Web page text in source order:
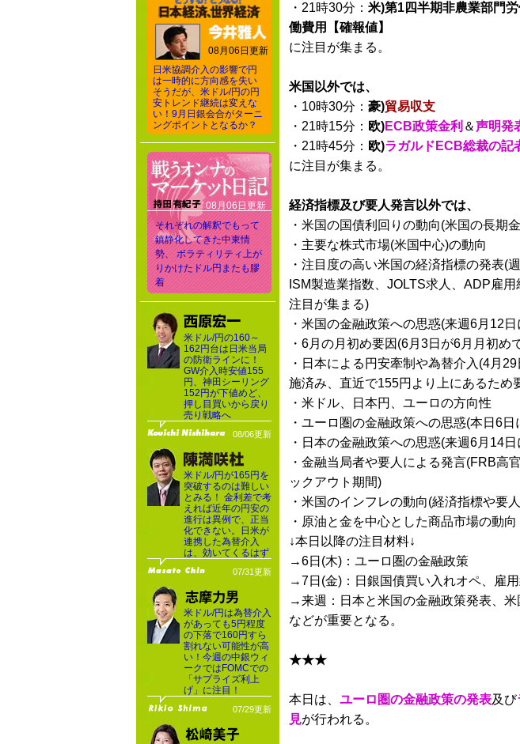
・21時30分： 米)第1四半期非農業部門労
働費用【確報値】
に注目が集まる。
米国以外では、
・10時30分： 豪)貿易収支
・21時15分： 欧)ECB政策金利 ＆声明発
・21時45分： 欧)ラガルドECB総裁の記
に注目が集まる。
経済指標及び要人発言以外では、
・米国の国債利回りの動向(米国の長期
・主要な株式市場(米国中心)の動向
・注目度の高い米国の経済指標の発表(
ISM製造業指数、JOLTS求人、ADP雇
注目が集まる)
・米国の金融政策への思惑(来週6月12
・6月の月初め要因(6月3日が6月月初め
・日本による円安牽制や為替介入(4月
施済み、直近で155円より上にあるため
・米ドル、日本円、ユーロの方向性
・ユーロ圏の金融政策への思惑(本日6
・日本の金融政策への思惑(来週6月14
・金融当局者や要人による発言(FRB高
ックアウト期間)
・米国のインフレの動向(経済指標や要
・原油と金を中心とした商品市場の動向
↓本日以降の注目材料↓
→6日(木)：ユーロ圏の金融政策
→7日(金)：日銀国債買い入れオペ、雇
→来週：日本と米国の金融政策発表、米
などが重要となる。
★★★
本日は、 ユーロ圏の金融政策の発表及び
見が行われる。
08月06日更新
日米協調介入の影響で円
は一時的に方向感を失い
そうだが、米ドル/円の円
安トレンド継続は変えな
い！9月日銀会合がターニ
ングポイントとなるか？
08月06日更新
それぞれの解釈でもって
鎮静化してきた中東情
勢、 ボラティリティ上が
りかけたドル円またも膠
着
米ドル/円の160～
162円台は日米当局
の防衛ラインに！
GW介入時安値155
円、神田シーリング
152円が下値めど、
押し目買いから戻り
売り戦略へ
08/06更新
米ドル/円が165円を
突破するのは難しい
とみる！ 金利差で考
えれば近年の円安の
進行は異例で、正当
化できない。日米が
連携した為替介入
は、効いてくるはず
07/31更新
米ドル/円は為替介入
があっても5円程度
の下落で160円すら
割れない可能性が高
い！今週の中銀ウィ
ークではFOMCでの
「サプライズ利上
げ」に注目！
07/29更新